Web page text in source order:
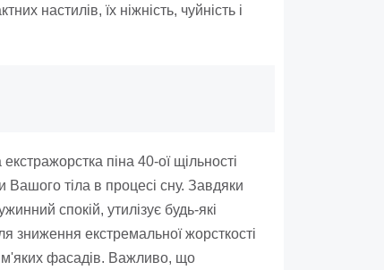
настилів, їх ніжність, чуйність і
піна 40-ої щільності
тіла в процесі сну. Завдяки
спокій, утилізує будь-які
зниження екстремальної жорсткості
м'яких фасадів. Важливо, що